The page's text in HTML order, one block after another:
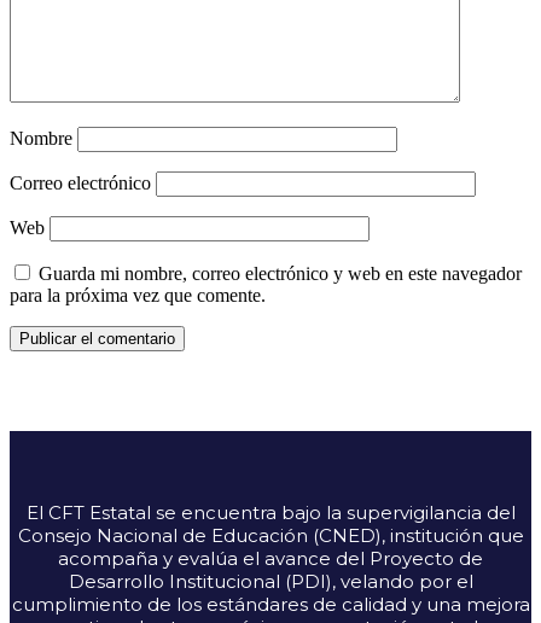
Nombre
Correo electrónico
Web
Guarda mi nombre, correo electrónico y web en este navegador
para la próxima vez que comente.
El CFT Estatal se encuentra bajo la supervigilancia del
Consejo Nacional de Educación (CNED), institución que
acompaña y evalúa el avance del Proyecto de
Desarrollo Institucional (PDI), velando por el
cumplimiento de los estándares de calidad y una mejora